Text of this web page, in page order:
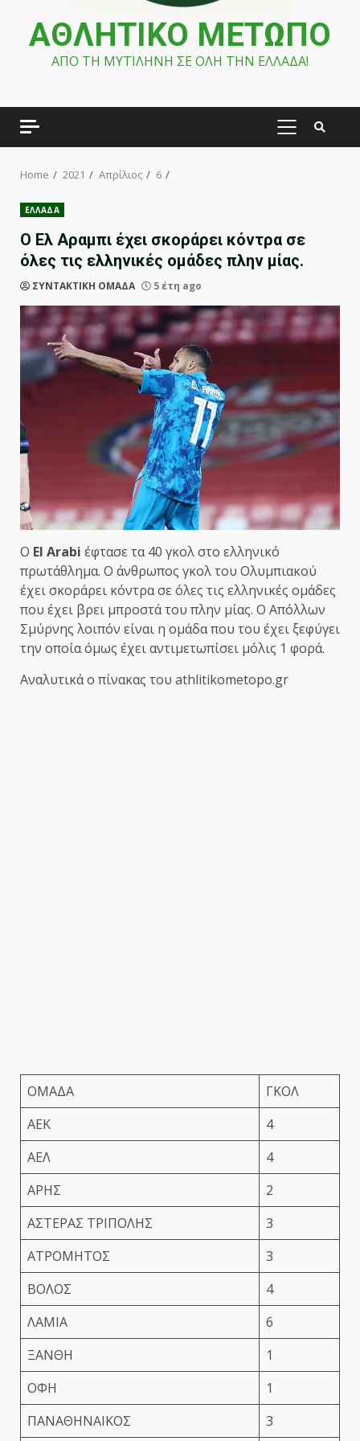
ΑΘΛΗΤΙΚΟ ΜΕΤΩΠΟ
ΑΠΟ ΤΗ ΜΥΤΙΛΗΝΗ ΣΕ ΟΛΗ ΤΗΝ ΕΛΛΑΔΑ!
PRIMARY
Home 2021 Απρίλιος 6
ΕΛΛΑΔΑ
O Ελ Αραμπι έχει σκοράρει κόντρα σε
όλες τις ελληνικές ομάδες πλην μίας.
ΣΥΝΤΑΚΤΙΚΗ ΟΜΑΔΑ 5 έτη ago
Ο El Arabi έφτασε τα 40 γκολ στο ελληνικό
πρωτάθλημα. Ο άνθρωπος γκολ του Ολυμπιακού
έχει σκοράρει κόντρα σε όλες τις ελληνικές ομάδες
που έχει βρει μπροστά του πλην μίας. Ο Απόλλων
Σμύρνης λοιπόν είναι η ομάδα που του έχει ξεφύγει
την οποία όμως έχει αντιμετωπίσει μόλις 1 φορά.
Αναλυτικά ο πίνακας του athlitikometopo.gr
ΟΜΑΔΑ
ΓΚΟΛ
ΑΕΚ
4
ΑΕΛ
4
ΑΡΗΣ
2
ΑΣΤΕΡΑΣ ΤΡΙΠΟΛΗΣ
3
ΑΤΡΟΜΗΤΟΣ
3
ΒΟΛΟΣ
4
ΛΑΜΙΑ
6
ΞΑΝΘΗ
1
ΟΦΗ
1
ΠΑΝΑΘΗΝΑΙΚΟΣ
3